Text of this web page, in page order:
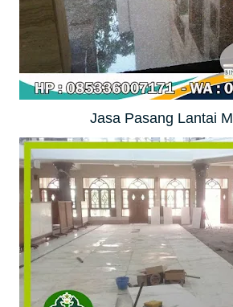
Jasa Pasang Lantai